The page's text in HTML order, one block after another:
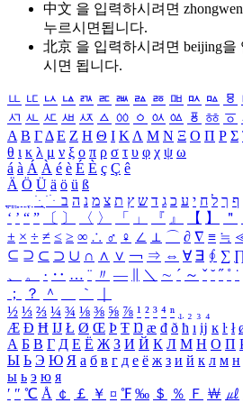
中文 을 입력하시려면 zhongwen
누르시면됩니다.
北京 을 입력하시려면 beijing을
시면 됩니다.
ㅥ ㅦ ㅧ ㅨ ㅩ ㅪ ㅫ ㅬ ㅭ ㅮ ㅯ ㅰ ㅱ
ㅺ ㅻ ㅼ ㅽ ㅾ ㅿ ㆀ ㆁ ㆂ ㆃ ㆄ ㆅ ㆆ
Α Β ΓΔ Ε Ζ Η Θ Ι ΚΛ Μ Ν Ξ Ο Π Ρ Σ
θ ι κ λ μ ν ξ ο π ρ σ τ υ φ χ ψ ω
á à Á À é è É È ç Ç ê
Ä Ö Ü ä ö ü ß
ִֶֹ ֻּ ׁׂ ף ך ל ח י ע כ ג ד ש ץ ת צ מ נ ה ב
‘ ’ “ ” 〔 〕 〈 〉 「 」 『 』 【 】 ＂
± × ÷ ≠ ≤ ≥ ∞ ∴ ♂ ♀ ∠ ⊥ ⌒ ∂ ∇ ≡ ≒
⊆ ⊇ ⊂ ⊃ ∪ ∩ ∧ ∨ ￢ ⇒ ⇔ ∀ ∃ ∮ ∑
、
。 · ‥ … ¨ 〃 ― ＼ ∼ ´ ～ ˇ ˘ ˝ ˚ ˙
；
？ ＾ ｀
½ ⅓ ⅔ ¼ ¾ ⅛ ⅜ ⅝ ⅞ ¹ ² ³ ⁴ ⁿ ₁ ₂ ₃ ₄
Æ Ð Ħ Ĳ Ł Ø Œ Þ Ŧ Ŋ æ đ ð ħ ı ĳ ĸ ŀ ł
А Б В Г Д Е Ё Ж З И Й К Л М Н О П
Ы Ь Э Ю Я а б в г д е ё ж з и й к л м н
ы ь э ю я
′ ″ ℃ Å ￠ ￡ ￥ ¤ ℉ ‰ ＄ ％ Ｆ ￦ ㎕